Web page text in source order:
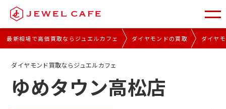
最新相場で高価買取ならジュエルカフェ ダイヤモンドの買取 ダイヤ
ダイヤモンド買取ならジュエルカフェ
ゆめタウン高松店